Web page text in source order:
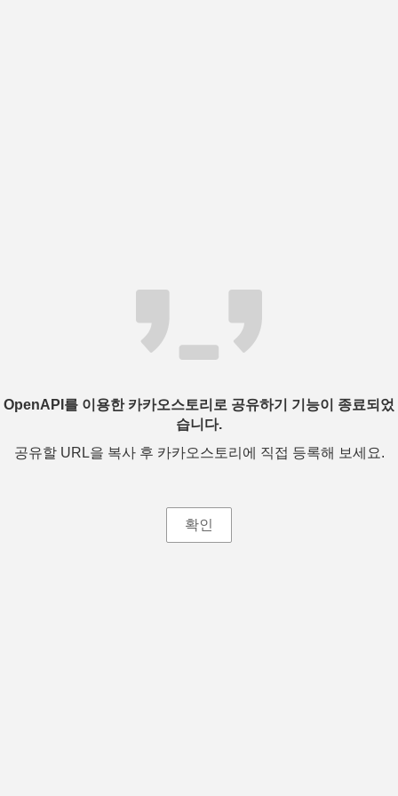
OpenAPI를 이용한 카카오스토리로 공유하기 기능이 종료되었
습니다.
공유할 URL을 복사 후 카카오스토리에 직접 등록해 보세요.
확인